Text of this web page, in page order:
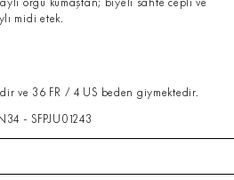
midi etek.
ve 36 FR / 4 US beden giymektedir.
- SFPJU01243